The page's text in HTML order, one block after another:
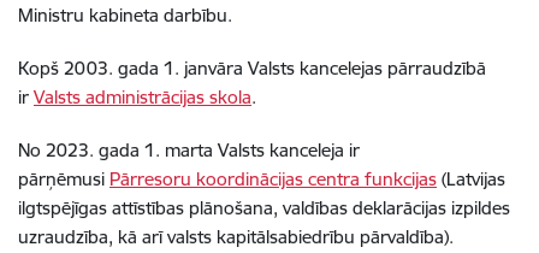
Ministru kabineta darbību.
Kopš 2003. gada 1. janvāra Valsts kancelejas pārraudzībā
ir Valsts administrācijas skola.
No 2023. gada 1. marta Valsts kanceleja ir
pārņēmusi Pārresoru koordinācijas centra funkcijas (Latvijas
ilgtspējīgas attīstības plānošana, valdības deklarācijas izpildes
uzraudzība, kā arī valsts kapitālsabiedrību pārvaldība).